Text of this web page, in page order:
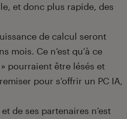
et donc plus rapide, des
de calcul seront
mois. Ce n’est qu’à ce
pourraient être lésés et
pour s’offrir un PC IA,
de ses partenaires n’est